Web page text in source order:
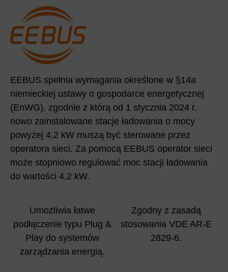
EEBUS spełnia wymagania określone w §14a
niemieckiej ustawy o gospodarce energetycznej
(EnWG), zgodnie z którą od 1 stycznia 2024 r.
nowo zainstalowane stacje ładowania o mocy
powyżej 4,2 kW muszą być sterowane przez
operatora sieci. Za pomocą EEBUS operator sieci
może stopniowo regulować moc stacji ładowania
do wartości 4,2 kW.
Umożliwia łatwe
podłączenie typu Plug &
Play do systemów
zarządzania energią.
Zgodny z zasadą
stosowania VDE AR-E
2829-6.